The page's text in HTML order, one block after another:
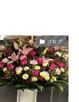
ブログ